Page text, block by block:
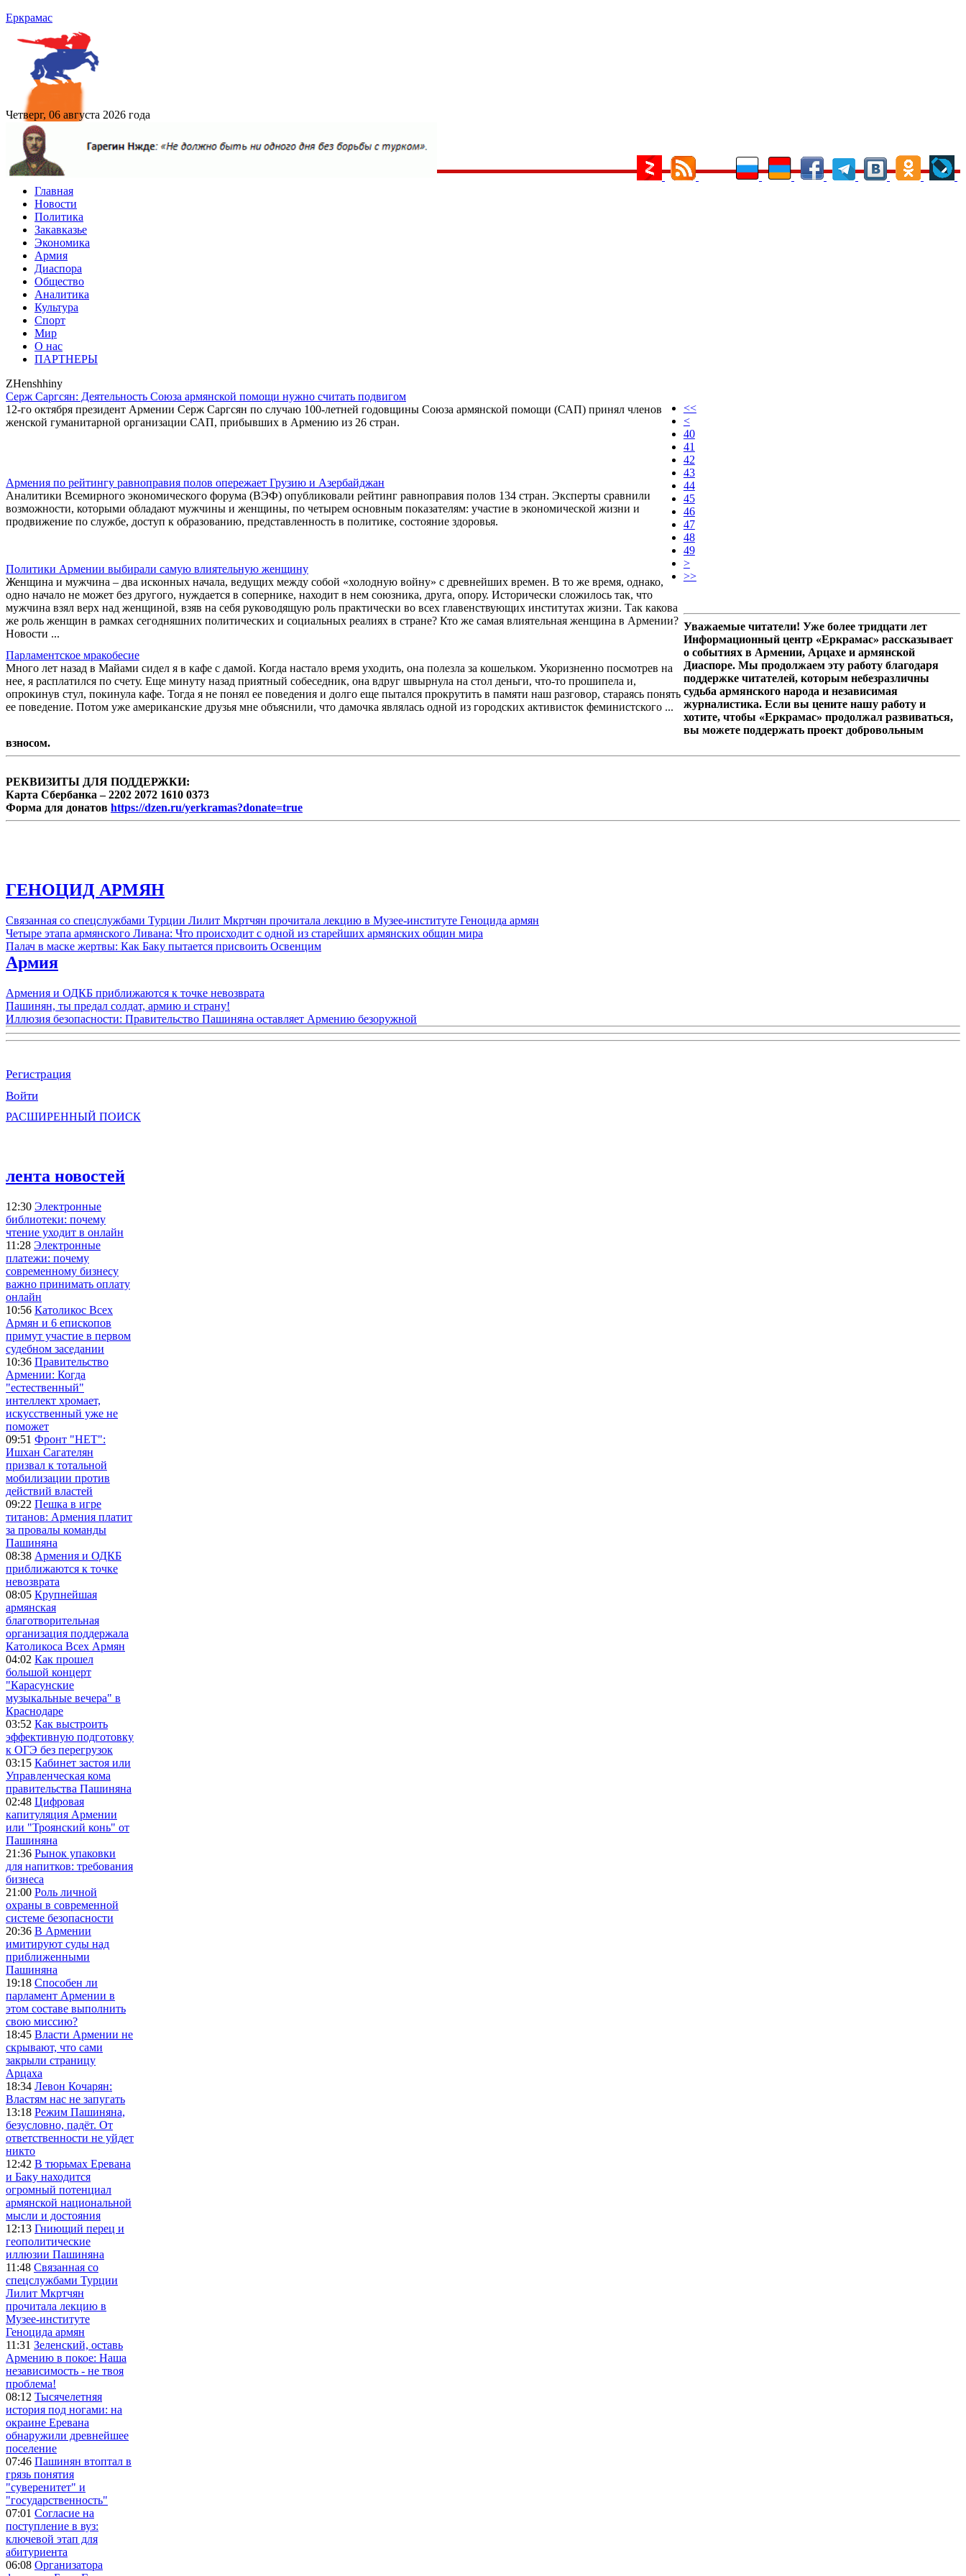
Еркрамас
Четверг, 06 августа 2026 года
Главная
Новости
Политика
Закавказье
Экономика
Армия
Диаспора
Общество
Аналитика
Культура
Спорт
Мир
О нас
ПАРТНЕРЫ
ZHenshhiny
Серж Саргсян: Деятельность Союза армянской помощи нужно считать подвигом
12-го октября президент Армении Серж Саргсян по случаю 100-летней годовщины Союза армянской помощи (САП) принял членов
женской гуманитарной организации САП, прибывших в Армению из 26 стран.
Армения по рейтингу равноправия полов опережает Грузию и Азербайджан
Аналитики Всемирного экономического форума (ВЭФ) опубликовали рейтинг равноправия полов 134 стран. Эксперты сравнили
возможности, которыми обладают мужчины и женщины, по четырем основным показателям: участие в экономической жизни и
продвижение по службе, доступ к образованию, представленность в политике, состояние здоровья.
Политики Армении выбирали самую влиятельную женщину
Женщина и мужчина – два исконных начала, ведущих между собой «холодную войну» с древнейших времен. В то же время, однако,
одно начало не может без другого, нуждается в сопернике, находит в нем союзника, друга, опору. Исторически сложилось так, что
мужчина взял верх над женщиной, взяв на себя руководящую роль практически во всех главенствующих институтах жизни. Так какова
же роль женщин в рамках сегодняшних политических и социальных реалиях в стране? Кто же самая влиятельная женщина в Армении?
Новости ...
Парламентское мракобесие
Много лет назад в Майами сидел я в кафе с дамой. Когда настало время уходить, она полезла за кошельком. Укоризненно посмотрев на
нее, я расплатился по счету. Еще минуту назад приятный собеседник, она вдруг швырнула на стол деньги, что-то прошипела и,
опрокинув стул, покинула кафе. Тогда я не понял ее поведения и долго еще пытался прокрутить в памяти наш разговор, стараясь понять
ее поведение. Потом уже американские друзья мне объяснили, что дамочка являлась одной из городских активисток феминистского ...
<<
<
40
41
42
43
44
45
46
47
48
49
>
>>
Уважаемые читатели! Уже более тридцати лет
Информационный центр «Еркрамас» рассказывает
о событиях в Армении, Арцахе и армянской
Диаспоре. Мы продолжаем эту работу благодаря
поддержке читателей, которым небезразличны
судьба армянского народа и независимая
журналистика. Если вы цените нашу работу и
хотите, чтобы «Еркрамас» продолжал развиваться,
вы можете поддержать проект добровольным
взносом.
РЕКВИЗИТЫ ДЛЯ ПОДДЕРЖКИ:
Карта Сбербанка – 2202 2072 1610 0373
Форма для донатов https://dzen.ru/yerkramas?donate=true
ГЕНОЦИД АРМЯН
Связанная со спецслужбами Турции Лилит Мкртчян прочитала лекцию в Музее-институте Геноцида армян
Четыре этапа армянского Ливана: Что происходит с одной из старейших армянских общин мира
Палач в маске жертвы: Как Баку пытается присвоить Освенцим
Армия
Армения и ОДКБ приближаются к точке невозврата
Пашинян, ты предал солдат, армию и страну!
Иллюзия безопасности: Правительство Пашиняна оставляет Армению безоружной
Регистрация
Войти
РАСШИРЕННЫЙ ПОИСК
лента новостей
12:30 Электронные
библиотеки: почему
чтение уходит в онлайн
11:28 Электронные
платежи: почему
современному бизнесу
важно принимать оплату
онлайн
10:56 Католикос Всех
Армян и 6 епископов
примут участие в первом
судебном заседании
10:36 Правительство
Армении: Когда
"естественный"
интеллект хромает,
искусственный уже не
поможет
09:51 Фронт "НЕТ":
Ишхан Сагателян
призвал к тотальной
мобилизации против
действий властей
09:22 Пешка в игре
титанов: Армения платит
за провалы команды
Пашиняна
08:38 Армения и ОДКБ
приближаются к точке
невозврата
08:05 Крупнейшая
армянская
благотворительная
организация поддержала
Католикоса Всех Армян
04:02 Как прошел
большой концерт
"Карасунские
музыкальные вечера" в
Краснодаре
03:52 Как выстроить
эффективную подготовку
к ОГЭ без перегрузок
03:15 Кабинет застоя или
Управленческая кома
правительства Пашиняна
02:48 Цифровая
капитуляция Армении
или "Троянский конь" от
Пашиняна
21:36 Рынок упаковки
для напитков: требования
бизнеса
21:00 Роль личной
охраны в современной
системе безопасности
20:36 В Армении
имитируют суды над
приближенными
Пашиняна
19:18 Способен ли
парламент Армении в
этом составе выполнить
свою миссию?
18:45 Власти Армении не
скрывают, что сами
закрыли страницу
Арцаха
18:34 Левон Кочарян:
Властям нас не запугать
13:18 Режим Пашиняна,
безусловно, падёт. От
ответственности не уйдет
никто
12:42 В тюрьмах Еревана
и Баку находится
огромный потенциал
армянской национальной
мысли и достояния
12:13 Гниющий перец и
геополитические
иллюзии Пашиняна
11:48 Связанная со
спецслужбами Турции
Лилит Мкртчян
прочитала лекцию в
Музее-институте
Геноцида армян
11:31 Зеленский, оставь
Армению в покое: Наша
независимость - не твоя
проблема!
08:12 Тысячелетняя
история под ногами: на
окраине Еревана
обнаружили древнейшее
поселение
07:46 Пашинян втоптал в
грязь понятия
"суверенитет" и
"государственность"
07:01 Согласие на
поступление в вуз:
ключевой этап для
абитуриента
06:08 Организатора